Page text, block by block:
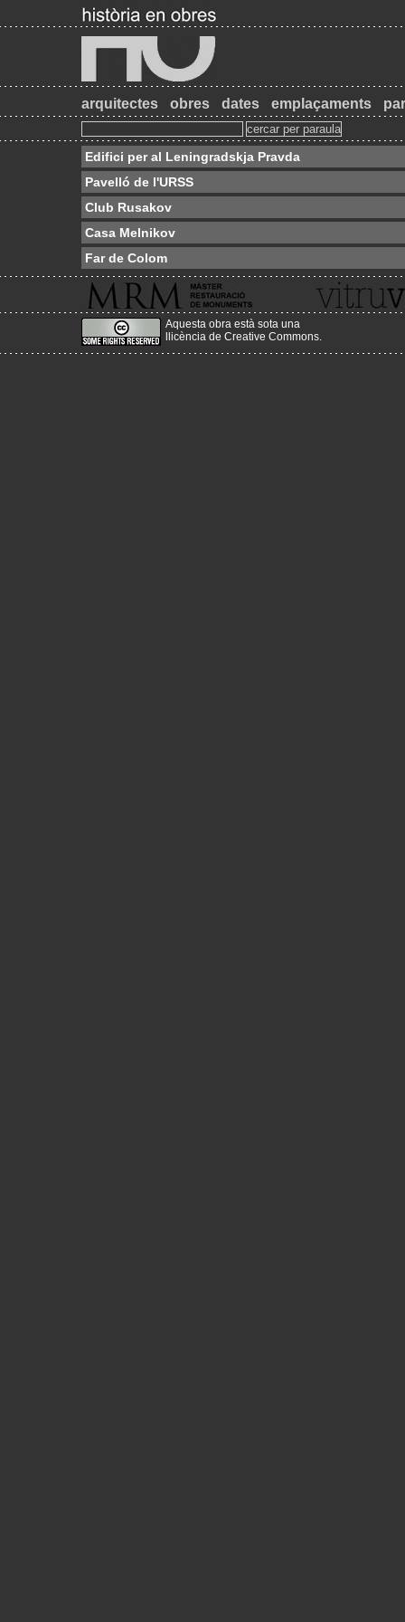
arquitectes obres dates emplaçaments
Edifici per al Leningradskja Pravda
Pavelló de l'URSS
Club Rusakov
Casa Melnikov
Far de Colom
Aquesta obra està sota una
llicència de Creative Commons.